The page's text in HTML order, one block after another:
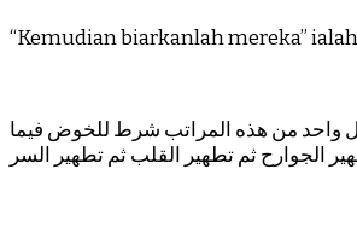
“Kemudian biarkanlah mereka”
واحد من هذه المراتب شرط للخوض فيما